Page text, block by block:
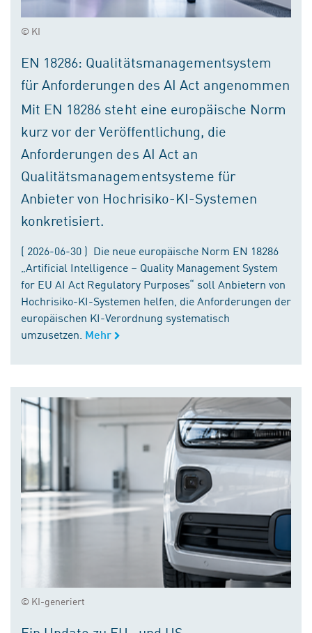
© KI
EN 18286: Qualitätsmanagementsystem
für Anforderungen des AI Act angenommen
Mit EN 18286 steht eine europäische Norm
kurz vor der Veröffentlichung, die
Anforderungen des AI Act an
Qualitätsmanagementsysteme für
Anbieter von Hochrisiko-KI-Systemen
konkretisiert.
( 2026-06-30 ) Die neue europäische Norm EN 18286
„Artificial Intelligence – Quality Management System
for EU AI Act Regulatory Purposes“ soll Anbietern von
Hochrisiko-KI-Systemen helfen, die Anforderungen der
europäischen KI-Verordnung systematisch
umzusetzen. Mehr
© KI-generiert